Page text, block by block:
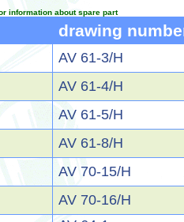
information about spare part
drawing
AV 61-3/H
AV 61-4/H
AV 61-5/H
AV 61-8/H
AV 70-15/H
AV 70-16/H